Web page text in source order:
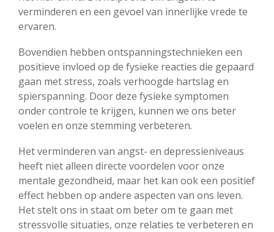
verminderen en een gevoel van innerlijke vrede te
ervaren.
Bovendien hebben ontspanningstechnieken een
positieve invloed op de fysieke reacties die gepaard
gaan met stress, zoals verhoogde hartslag en
spierspanning. Door deze fysieke symptomen
onder controle te krijgen, kunnen we ons beter
voelen en onze stemming verbeteren.
Het verminderen van angst- en depressieniveaus
heeft niet alleen directe voordelen voor onze
mentale gezondheid, maar het kan ook een positief
effect hebben op andere aspecten van ons leven.
Het stelt ons in staat om beter om te gaan met
stressvolle situaties, onze relaties te verbeteren en